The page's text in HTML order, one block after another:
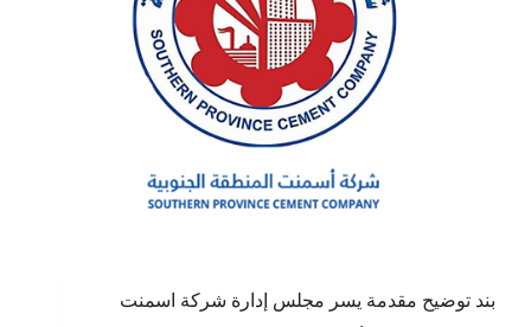
بند توضيح مقدمة يسر مجلس إدارة شركة اسمنت